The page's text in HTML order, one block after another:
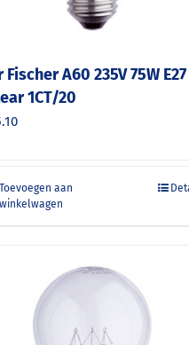
Fischer A60 235V 75W E27
1CT/20
Toevoegen aan
winkelwagen